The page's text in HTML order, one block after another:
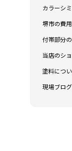
カラーシ
堺市の費
付帯部分
当店のシ
塗料につ
現場ブログ